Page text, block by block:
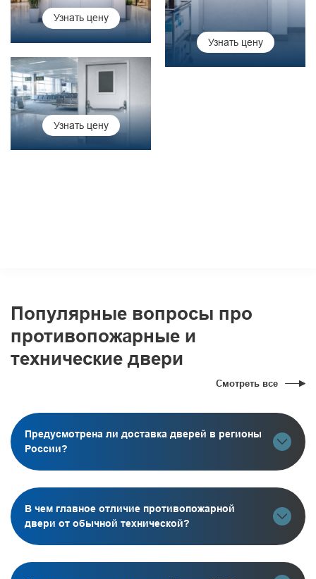
Узнать цену
Узнать цену
Узнать цену
Популярные вопросы про
противопожарные и
технические двери
Смотреть все
Предусмотрена ли доставка дверей в регионы
России?
В чем главное отличие противопожарной
двери от обычной технической?